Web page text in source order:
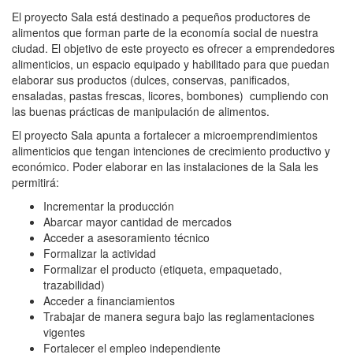
El proyecto Sala está destinado a pequeños productores de
alimentos que forman parte de la economía social de nuestra
ciudad. El objetivo de este proyecto es ofrecer a emprendedores
alimenticios, un espacio equipado y habilitado para que puedan
elaborar sus productos (dulces, conservas, panificados,
ensaladas, pastas frescas, licores, bombones) cumpliendo con
las buenas prácticas de manipulación de alimentos.
El proyecto Sala apunta a fortalecer a microemprendimientos
alimenticios que tengan intenciones de crecimiento productivo y
económico. Poder elaborar en las instalaciones de la Sala les
permitirá:
Incrementar la producción
Abarcar mayor cantidad de mercados
Acceder a asesoramiento técnico
Formalizar la actividad
Formalizar el producto (etiqueta, empaquetado,
trazabilidad)
Acceder a financiamientos
Trabajar de manera segura bajo las reglamentaciones
vigentes
Fortalecer el empleo independiente